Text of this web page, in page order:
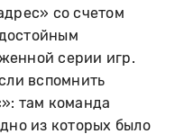
со счетом
серии игр.
вспомнить
там команда
из которых было